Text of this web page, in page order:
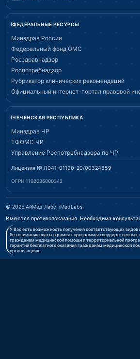
ФЕДЕРАЛЬНЫЕ РЕСУРСЫ
Минздрав России
Федеральный фонд ОМС
Росздравнадзор
Роспотребнадзор
Рубрикатор клинических рекомендаций
Официальный интернет-портал правовой
ЧЕЧЕНСКАЯ РЕСПУБЛИКА
Минздрав ЧР
ТФОМС ЧР
Управление Роспотребнадзора по ЧР
Лицензия № Л041-01190-20/00324859
ОГРН 1192036000342
© 2025 АйМед Лабс, iMedLabs
Имеются противопоказания. Необходима
У Вас есть возможность получения соответствующих
без взимания платы в рамках программы государственных
гражданам медицинской помощи и территориальной
гарантий бесплатного оказания гражданам медицинской
организациях.